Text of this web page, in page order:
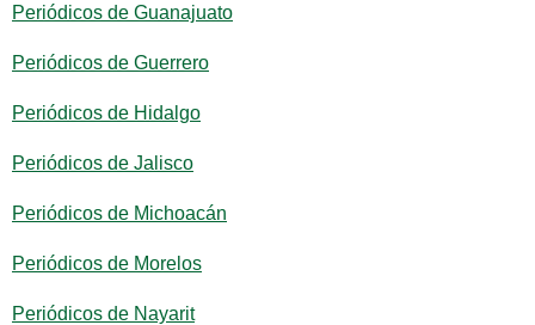
Periódicos de Guanajuato
Periódicos de Guerrero
Periódicos de Hidalgo
Periódicos de Jalisco
Periódicos de Michoacán
Periódicos de Morelos
Periódicos de Nayarit